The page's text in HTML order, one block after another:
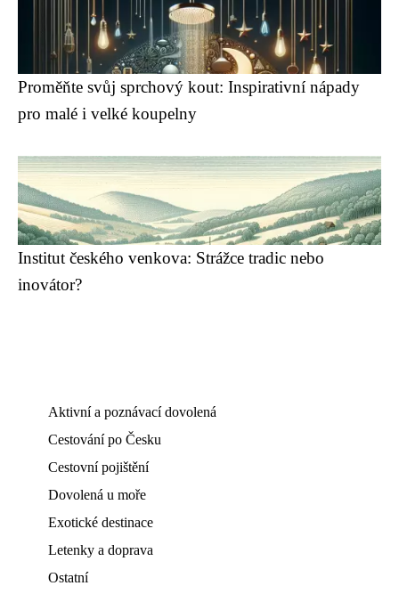
Proměňte svůj sprchový kout: Inspirativní nápady
pro malé i velké koupelny
Institut českého venkova: Strážce tradic nebo
inovátor?
Aktivní a poznávací dovolená
Cestování po Česku
Cestovní pojištění
Dovolená u moře
Exotické destinace
Letenky a doprava
Ostatní